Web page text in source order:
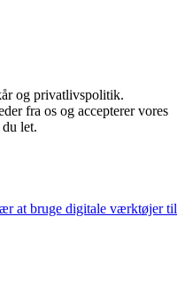
og privatlivspolitik.
fra os og accepterer vores
let.
at bruge digitale værktøjer til